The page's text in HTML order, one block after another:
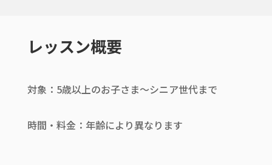
レッスン概要
対象：5歳以上のお子さま〜シニア世代まで
時間・料金：年齢により異なります